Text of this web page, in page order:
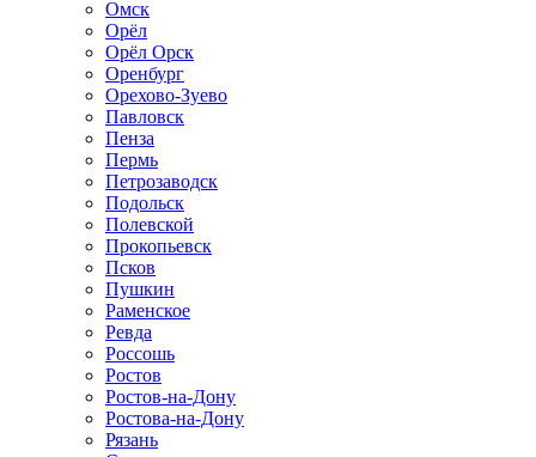
Омск
Орёл
Орёл Орск
Оренбург
Орехово-Зуево
Павловск
Пенза
Пермь
Петрозаводск
Подольск
Полевской
Прокопьевск
Псков
Пушкин
Раменское
Ревда
Россошь
Ростов
Ростов-на-Дону
Ростова-на-Дону
Рязань